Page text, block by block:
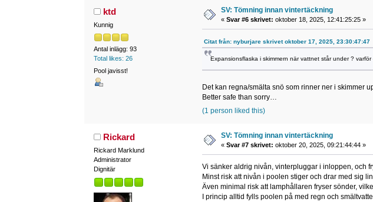
ktd
Kunnig
Antal inlägg: 93
Total likes: 26
Pool javisst!
SV: Tömning innan vintertäckning
« Svar #6 skrivet: oktober 18, 2025, 12:41:25:25 »
Citat från: nyburjare skrivet oktober 17, 2025, 23:30:47:47
Expansionsflaska i skimmern när vattnet står under ?
Det kan regna/smälta snö som rinner ner i skimmer
Better safe than sorry…
(1 person liked this)
Rickard
Rickard Marklund
Administrator
Dignitär
SV: Tömning innan vintertäckning
« Svar #7 skrivet: oktober 20, 2025, 09:21:44:44 »
Vi sänker aldrig nivån, vinterpluggar i inloppen, och
Minst risk att nivån i poolen stiger och drar med sig
Även minimal risk att lamphållaren fryser sönder,
I princip alltid fylls poolen på med regn och